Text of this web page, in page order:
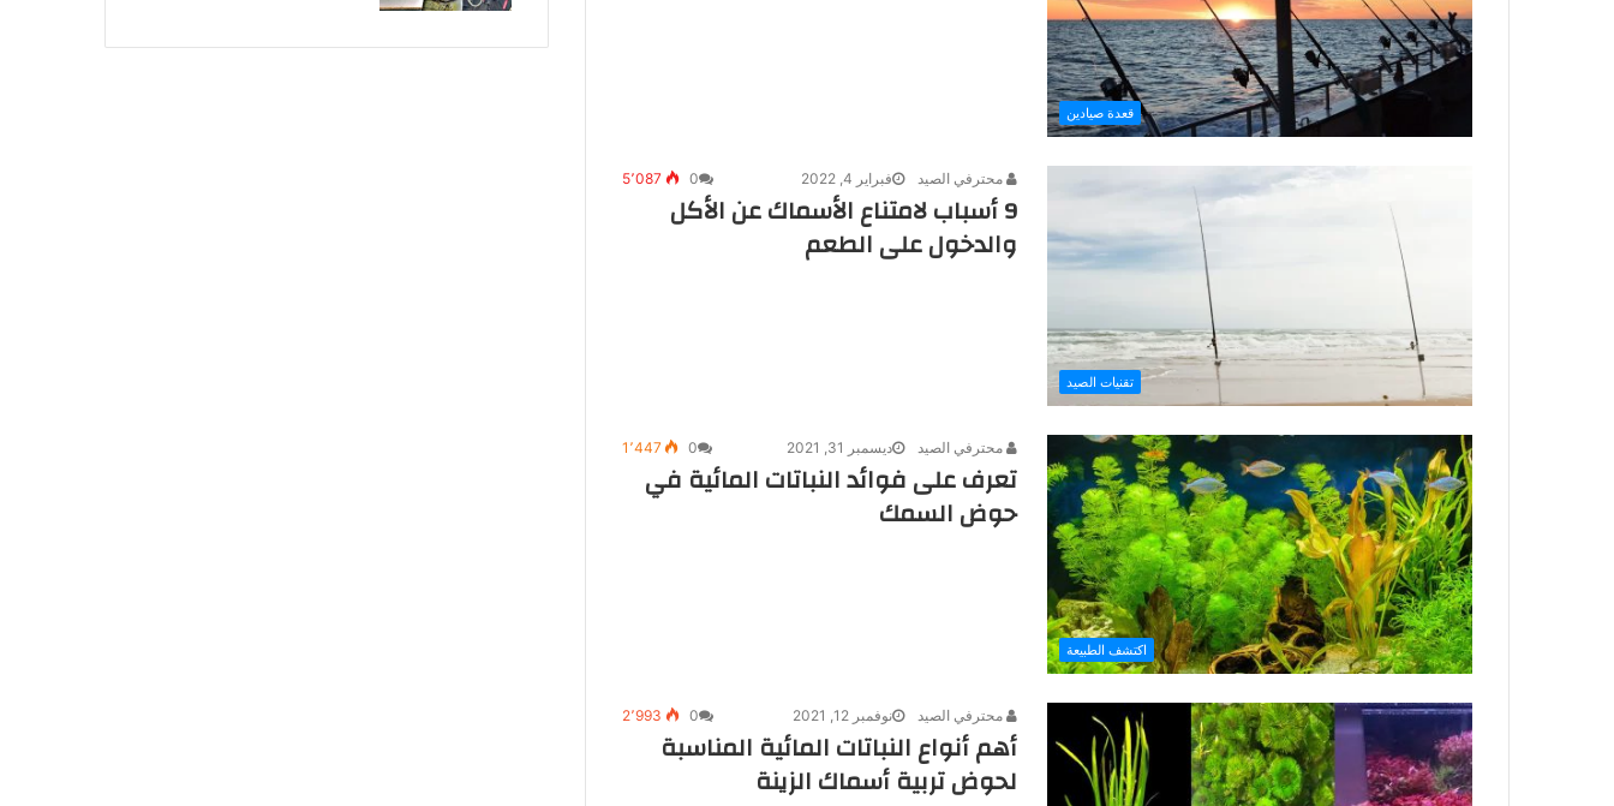
قعدة صيادين
تقنيات الصيد
محترفي الصيد فبراير 4, 2022 0 5٬087
9 أسباب لامتناع الأسماك عن الأكل
والدخول على الطعم
اكتشف الطبيعة
محترفي الصيد ديسمبر 31, 2021 0 1٬447
تعرف على فوائد النباتات المائية في
حوض السمك
محترفي الصيد نوفمبر 12, 2021 0 2٬993
أهم أنواع النباتات المائية المناسبة
لحوض تربية أسماك الزينة